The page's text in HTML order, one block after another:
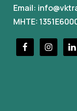
Email:
MHTE: